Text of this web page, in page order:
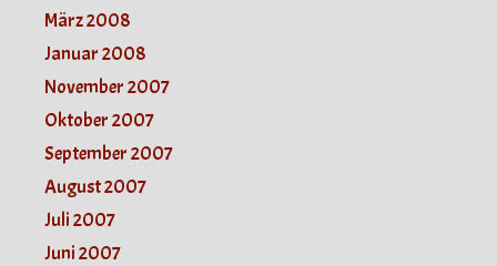
März 2008
Januar 2008
November 2007
Oktober 2007
September 2007
August 2007
Juli 2007
Juni 2007